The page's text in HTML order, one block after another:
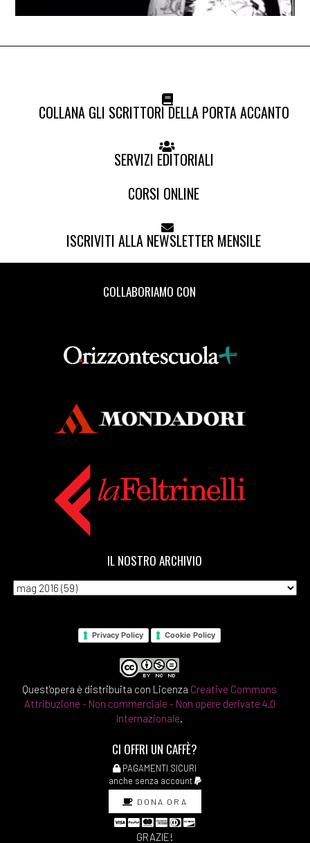
COLLANA GLI SCRITTORI DELLA PORTA ACCANTO
SERVIZI EDITORIALI
CORSI ONLINE
ISCRIVITI ALLA NEWSLETTER MENSILE
COLLABORIAMO CON
IL NOSTRO ARCHIVIO
Privacy Policy Cookie Policy
Quest'opera è distribuita con Licenza Creative Commons
Attribuzione - Non commerciale - Non opere derivate 4.0
Internazionale.
CI OFFRI UN CAFFÈ?
PAGAMENTI SICURI
anche senza account
DONA ORA
GRAZIE!